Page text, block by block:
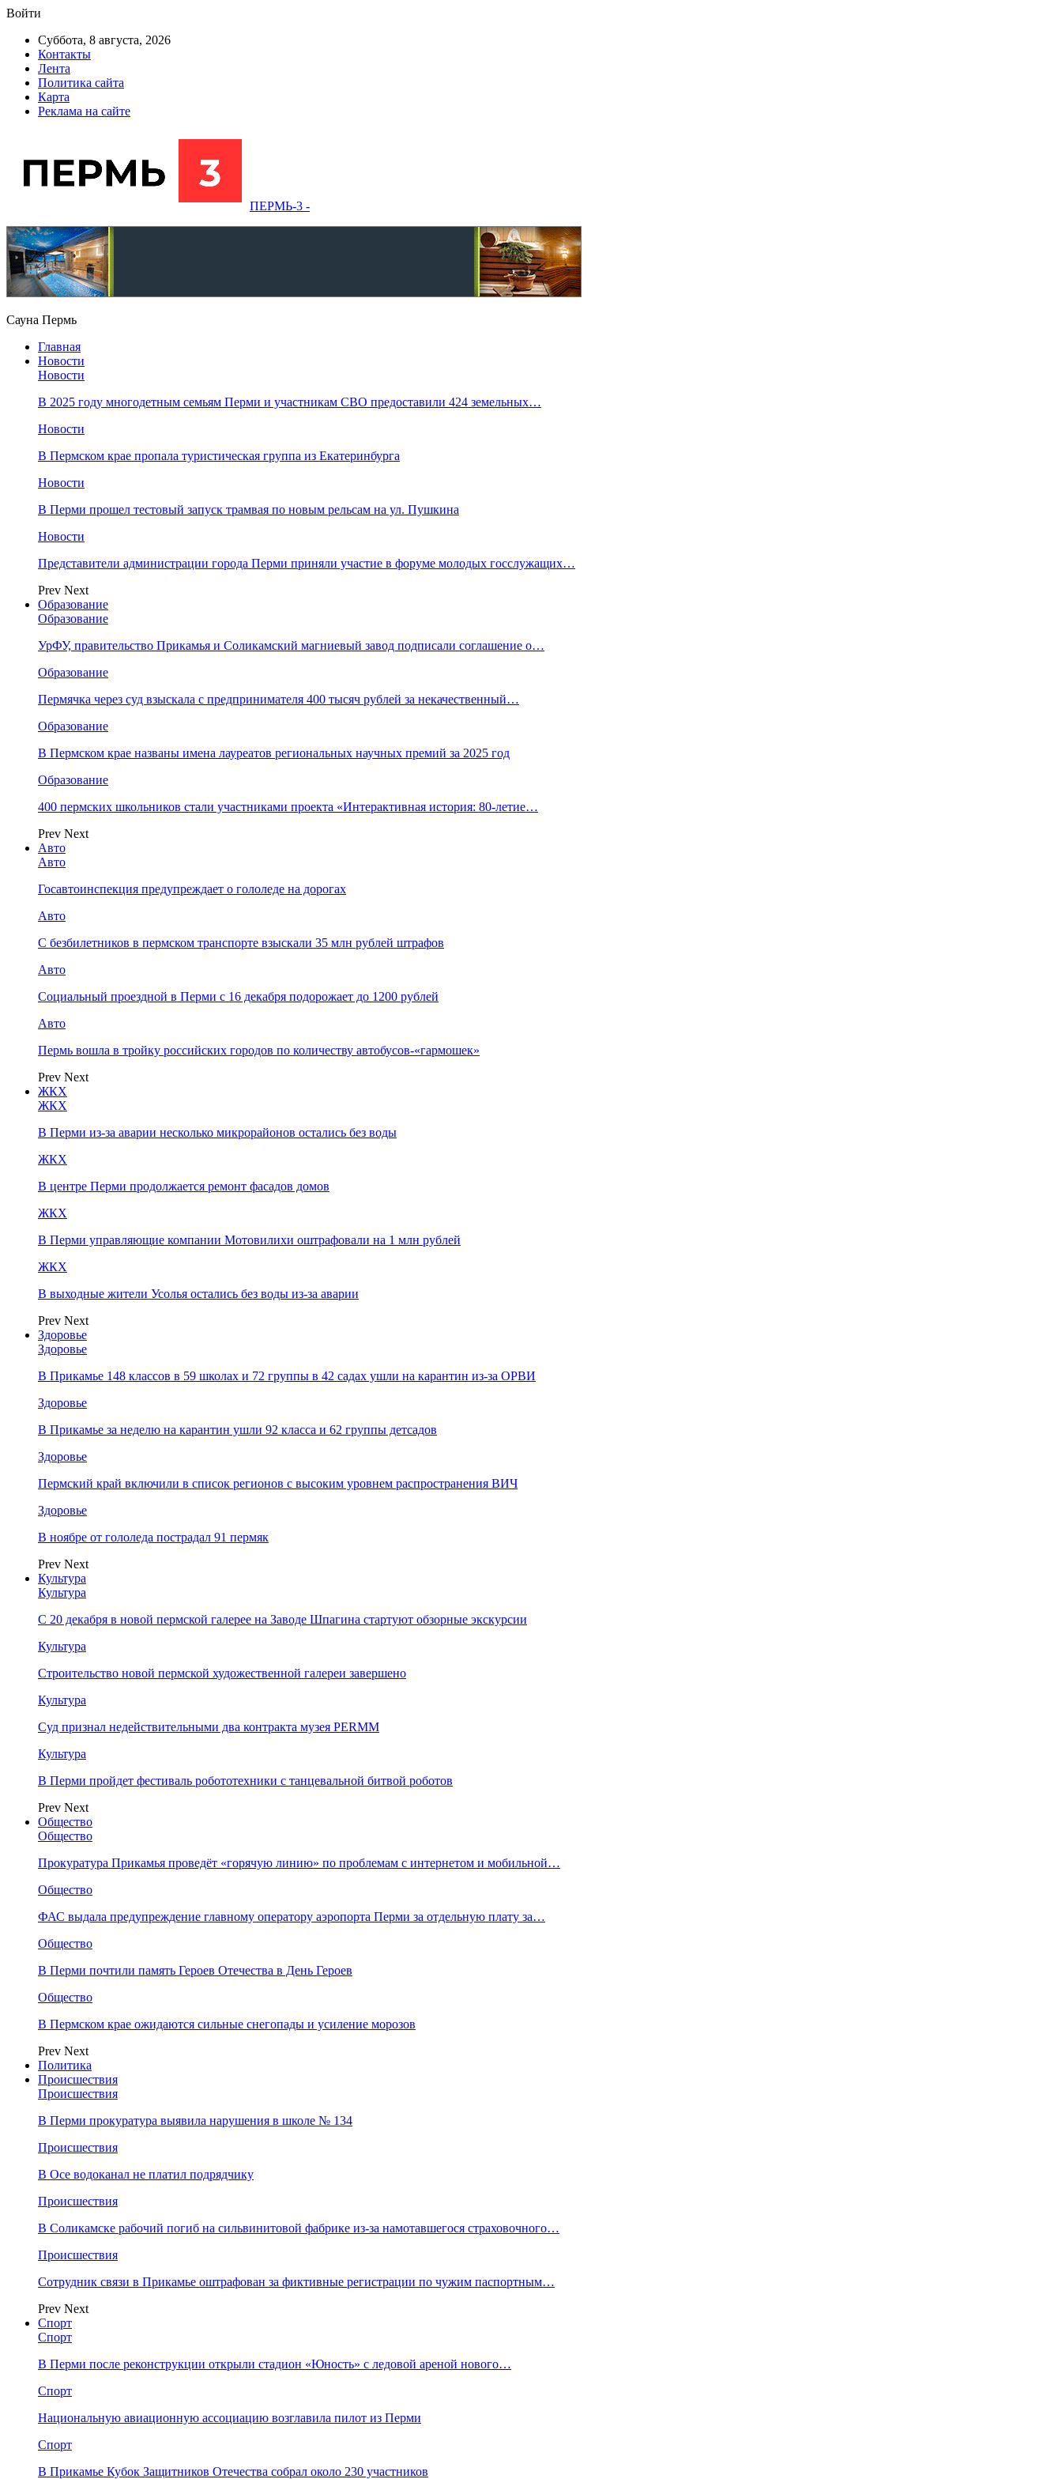
Войти
Суббота, 8 августа, 2026
Контакты
Лента
Политика сайта
Карта
Реклама на сайте
ПЕРМЬ-3 -
Сауна Пермь
Главная
Новости
Новости
В 2025 году многодетным семьям Перми и участникам СВО предоставили 424 земельных…
Новости
​В Пермском крае пропала туристическая группа из Екатеринбурга
Новости
В Перми прошел тестовый запуск трамвая по новым рельсам на ул. Пушкина
Новости
Представители администрации города Перми приняли участие в форуме молодых госслужащих…
Prev Next
Образование
Образование
УрФУ, правительство Прикамья и Соликамский магниевый завод подписали соглашение о…
Образование
Пермячка через суд взыскала с предпринимателя 400 тысяч рублей за некачественный…
Образование
В Пермском крае названы имена лауреатов региональных научных премий за 2025 год
Образование
400 пермских школьников стали участниками проекта «Интерактивная история: 80-летие…
Prev Next
Авто
Авто
Госавтоинспекция предупреждает о гололеде на дорогах
Авто
С безбилетников в пермском транспорте взыскали 35 млн рублей штрафов
Авто
Социальный проездной в Перми с 16 декабря подорожает до 1200 рублей
Авто
Пермь вошла в тройку российских городов по количеству автобусов-«гармошек»
Prev Next
ЖКХ
ЖКХ
В Перми из-за аварии несколько микрорайонов остались без воды
ЖКХ
В центре Перми продолжается ремонт фасадов домов
ЖКХ
В Перми управляющие компании Мотовилихи оштрафовали на 1 млн рублей
ЖКХ
В выходные жители Усолья остались без воды из-за аварии
Prev Next
Здоровье
Здоровье
В Прикамье 148 классов в 59 школах и 72 группы в 42 садах ушли на карантин из-за ОРВИ
Здоровье
В Прикамье за неделю на карантин ушли 92 класса и 62 группы детсадов
Здоровье
Пермский край включили в список регионов с высоким уровнем распространения ВИЧ
Здоровье
В ноябре от гололеда пострадал 91 пермяк
Prev Next
Культура
Культура
С 20 декабря в новой пермской галерее на Заводе Шпагина стартуют обзорные экскурсии
Культура
Строительство новой пермской художественной галереи завершено
Культура
Суд признал недействительными два контракта музея PERMM
Культура
В Перми пройдет фестиваль робототехники с танцевальной битвой роботов
Prev Next
Общество
Общество
Прокуратура Прикамья проведёт «горячую линию» по проблемам с интернетом и мобильной…
Общество
ФАС выдала предупреждение главному оператору аэропорта Перми за отдельную плату за…
Общество
В Перми почтили память Героев Отечества в День Героев
Общество
В Пермском крае ожидаются сильные снегопады и усиление морозов
Prev Next
Политика
Происшествия
Происшествия
В Перми прокуратура выявила нарушения в школе № 134
Происшествия
В Осе водоканал не платил подрядчику
Происшествия
В Соликамске рабочий погиб на сильвинитовой фабрике из-за намотавшегося страховочного…
Происшествия
Сотрудник связи в Прикамье оштрафован за фиктивные регистрации по чужим паспортным…
Prev Next
Спорт
Спорт
В Перми после реконструкции открыли стадион «Юность» с ледовой ареной нового…
Спорт
Национальную авиационную ассоциацию возглавила пилот из Перми
Спорт
В Прикамье Кубок Защитников Отечества собрал около 230 участников